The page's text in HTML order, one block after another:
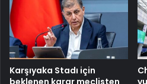
Karşıyaka Stadı için
beklenen karar meclisten